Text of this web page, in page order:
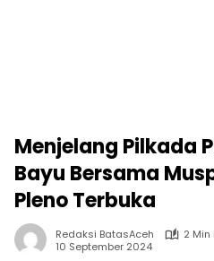
Menjelang Pilkada
Bayu Bersama
Pleno Terbuka
Redaksi BatasAceh
2 Min
10 September 2024